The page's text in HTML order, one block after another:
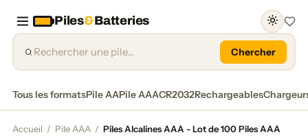
Piles&Batteries
Chercher
Tous les formatsPile AAPile AAACR2032Rechargeables
Accueil / Pile AAA / Piles Alcalines AAA - Lot de 100 Piles AAA